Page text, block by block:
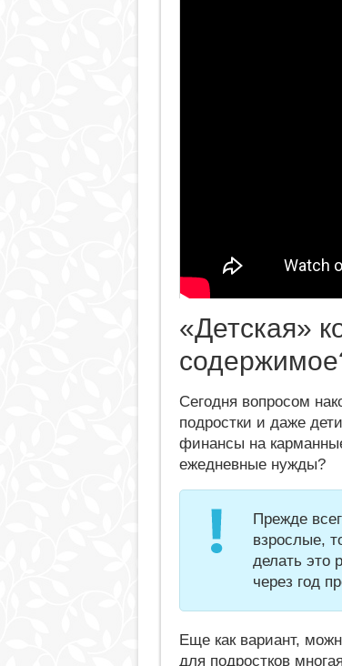
«Детская»
Сегодня вопросом
подростки и даже
финансы на
ежедневные нужды?
Прежде
взрослые,
делать это
через год
Еще как вариант,
для подростков